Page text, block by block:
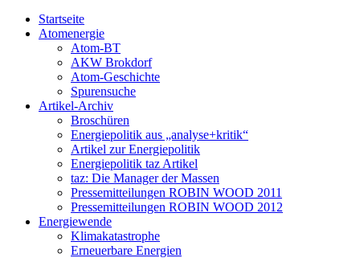
Startseite
Atomenergie
Atom-BT
AKW Brokdorf
Atom-Geschichte
Spurensuche
Artikel-Archiv
Broschüren
Energiepolitik aus „analyse+kritik“
Artikel zur Energiepolitik
Energiepolitik taz Artikel
taz: Die Manager der Massen
Pressemitteilungen ROBIN WOOD 2011
Pressemitteilungen ROBIN WOOD 2012
Energiewende
Klimakatastrophe
Erneuerbare Energien